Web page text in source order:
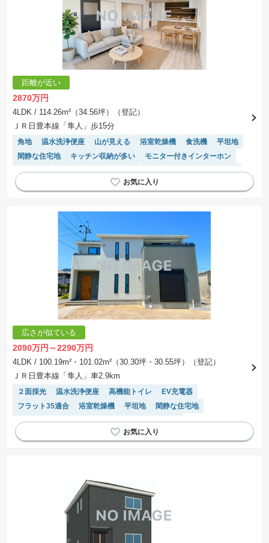
距離が近い
2870万円
4LDK / 114.26m²（34.56坪）（登記）
ＪＲ日豊本線「隼人」歩15分
角地 温水洗浄便座 山が見える 浴室乾燥機 食洗機
平坦地
閑静な住宅地
キッチン収納が多い
モニター付きインターホン
前面棟無
接面道路の幅が６m以上 SIC WIC
トイレ2個以上
窓付き浴室
システムキッチン
広さが似ている
2090万円～2290万円
4LDK / 100.19m²・101.02m²（30.30坪・30.55坪）（登記）
ＪＲ日豊本線「隼人」車2.9km
２面採光 温水洗浄便座 高機能トイレ
EV充電器
フラット35適合
浴室乾燥機 平坦地
閑静な住宅地
キッチン収納が多い
モニター付きインターホン
接面道路の幅が６m以上
SIC WIC 窓付き浴室